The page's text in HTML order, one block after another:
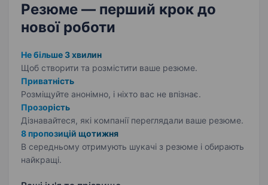
Резюме — перший крок до
нової роботи
Не більше 3 хвилин
Щоб створити та розмістити ваше резюме.
Приватність
Розміщуйте анонімно, і ніхто вас не впізнає.
Прозорість
Дізнавайтеся, які компанії переглядали ваше резюме.
8 пропозицій щотижня
В середньому отримують шукачі з резюме і обирають
найкращі.